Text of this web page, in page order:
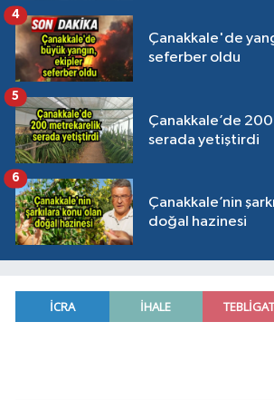
Çanakkale'de
seferber oldu
4
Çanakkale’de
serada yetiştirdi
5
Çanakkale’nin
doğal hazinesi
6